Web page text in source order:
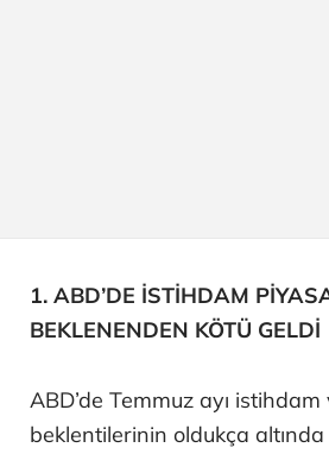
1. ABD’DE İSTİHDAM
BEKLENENDEN KÖTÜ GELDİ
ABD’de Temmuz ayı
beklentilerinin oldukça altında